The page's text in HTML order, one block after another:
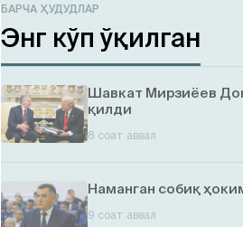
БАРЧА ҲУДУДЛАР
Энг кўп ўқилган
Шавкат Мирзиёев
қилди
8 соат аввал
Наманган собиқ
9 соат аввал